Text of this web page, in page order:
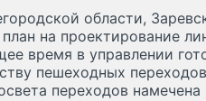
области,
на проектирование
время в управлении
пешеходных
переходов